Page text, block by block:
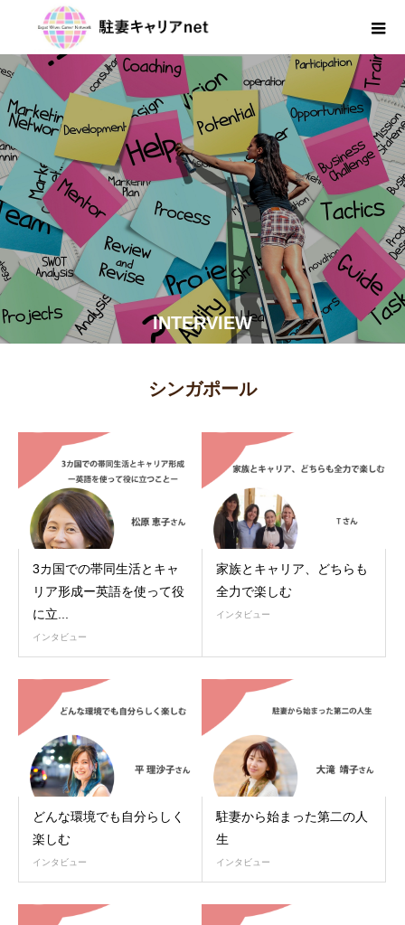
INTERVIEW
シンガポール
3カ国での帯同生活とキャ
リア形成ー英語を使って役
に立...
インタビュー
家族とキャリア、どちらも
全力で楽しむ
インタビュー
どんな環境でも自分らしく
楽しむ
インタビュー
駐妻から始まった第二の人
生
インタビュー